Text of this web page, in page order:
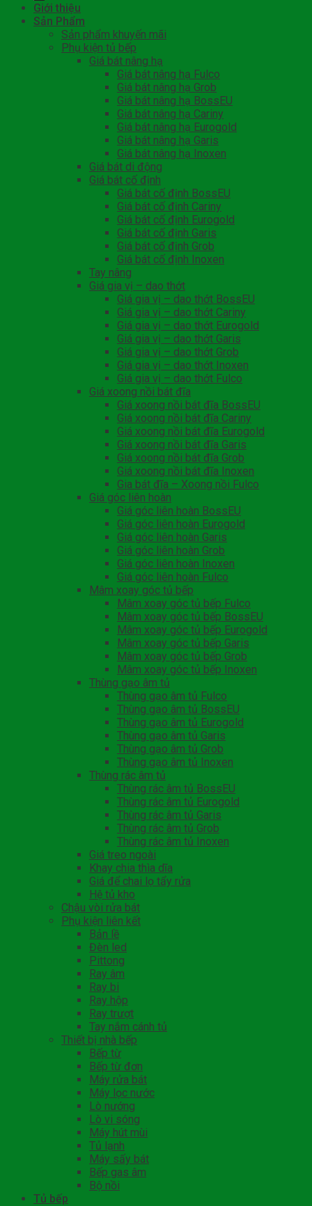
Giới thiệu
Sản Phẩm
Sản phẩm khuyến mãi
Phụ kiện tủ bếp
Giá bát nâng hạ
Giá bát nâng hạ Fulco
Giá bát nâng hạ Grob
Giá bát nâng hạ BossEU
Giá bát nâng hạ Cariny
Giá bát nâng hạ Eurogold
Giá bát nâng hạ Garis
Giá bát nâng hạ Inoxen
Giá bát di động
Giá bát cố định
Giá bát cố định BossEU
Giá bát cố định Cariny
Giá bát cố định Eurogold
Giá bát cố định Garis
Giá bát cố định Grob
Giá bát cố định Inoxen
Tay nâng
Giá gia vị – dao thớt
Giá gia vị – dao thớt BossEU
Giá gia vị – dao thớt Cariny
Giá gia vị – dao thớt Eurogold
Giá gia vị – dao thớt Garis
Giá gia vị – dao thớt Grob
Giá gia vị – dao thớt Inoxen
Giá gia vị – dao thớt Fulco
Giá xoong nồi bát đĩa
Giá xoong nồi bát đĩa BossEU
Giá xoong nồi bát đĩa Cariny
Giá xoong nồi bát đĩa Eurogold
Giá xoong nồi bát đĩa Garis
Giá xoong nồi bát đĩa Grob
Giá xoong nồi bát đĩa Inoxen
Gia bát đĩa – Xoong nồi Fulco
Giá góc liên hoàn
Giá góc liên hoàn BossEU
Giá góc liên hoàn Eurogold
Giá góc liên hoàn Garis
Giá góc liên hoàn Grob
Giá góc liên hoàn Inoxen
Giá góc liên hoàn Fulco
Mâm xoay góc tủ bếp
Mâm xoay góc tủ bếp Fulco
Mâm xoay góc tủ bếp BossEU
Mâm xoay góc tủ bếp Eurogold
Mâm xoay góc tủ bếp Garis
Mâm xoay góc tủ bếp Grob
Mâm xoay góc tủ bếp Inoxen
Thùng gạo âm tủ
Thùng gạo âm tủ Fulco
Thùng gạo âm tủ BossEU
Thùng gạo âm tủ Eurogold
Thùng gạo âm tủ Garis
Thùng gạo âm tủ Grob
Thùng gạo âm tủ Inoxen
Thùng rác âm tủ
Thùng rác âm tủ BossEU
Thùng rác âm tủ Eurogold
Thùng rác âm tủ Garis
Thùng rác âm tủ Grob
Thùng rác âm tủ Inoxen
Giá treo ngoài
Khay chia thìa dĩa
Giá để chai lọ tẩy rửa
Hệ tủ kho
Chậu vòi rửa bát
Phụ kiện liên kết
Bản lề
Đèn led
Pittong
Ray âm
Ray bi
Ray hộp
Ray trượt
Tay nắm cánh tủ
Thiết bị nhà bếp
Bếp từ
Bếp từ đơn
Máy rửa bát
Máy lọc nước
Lò nướng
Lò vi sóng
Máy hút mùi
Tủ lạnh
Máy sấy bát
Bếp gas âm
Bộ nồi
Tủ bếp